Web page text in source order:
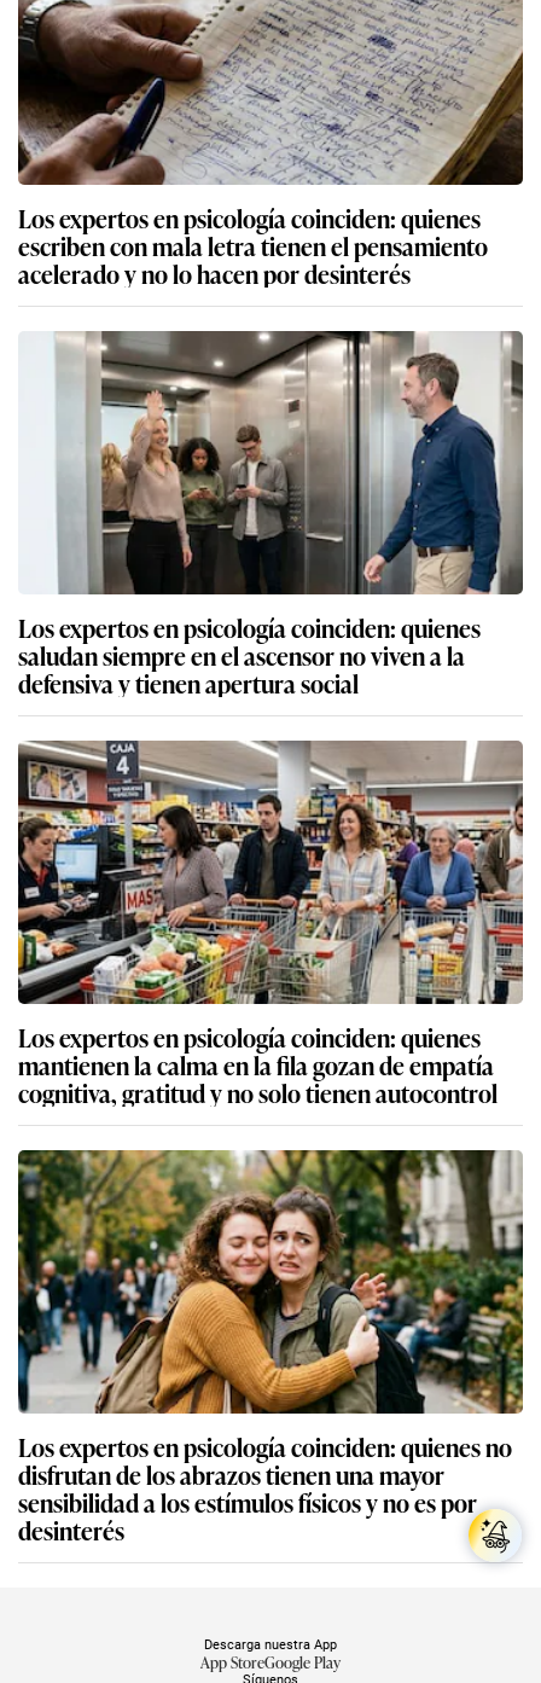
Los expertos en psicología coinciden: quienes
escriben con mala letra tienen el pensamiento
acelerado y no lo hacen por desinterés
Los expertos en psicología coinciden: quienes
saludan siempre en el ascensor no viven a la
defensiva y tienen apertura social
Los expertos en psicología coinciden: quienes
mantienen la calma en la fila gozan de empatía
cognitiva, gratitud y no solo tienen autocontrol
Los expertos en psicología coinciden: quienes no
disfrutan de los abrazos tienen una mayor
sensibilidad a los estímulos físicos y no es por
desinterés
Síguenos
Descarga nuestra App
App StoreGoogle Play